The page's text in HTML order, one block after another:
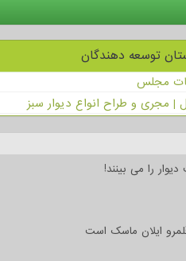
توسعه دهندگان
مجلس
| مجری و طراح انواع دیوار سبز
را می بینند!
ایلان ماسک است